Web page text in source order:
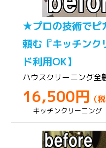
★プロの技術でピ
頼む『キッチンク
ド利用OK】
ハウスクリーニング全
16,500円 （
キッチンクリーニング